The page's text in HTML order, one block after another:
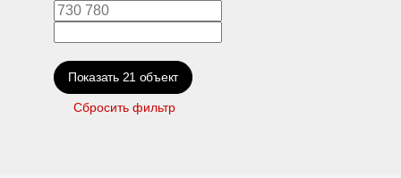
Показать 21 объект
Сбросить фильтр